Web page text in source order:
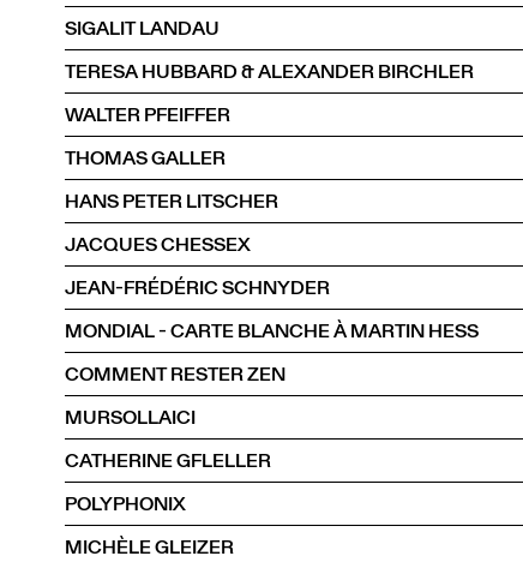
SIGALIT LANDAU
TERESA HUBBARD & ALEXANDER BIRCHLER
WALTER PFEIFFER
THOMAS GALLER
HANS PETER LITSCHER
JACQUES CHESSEX
JEAN-FRÉDÉRIC SCHNYDER
MONDIAL - CARTE BLANCHE À MARTIN HESS
COMMENT RESTER ZEN
MURSOLLAICI
CATHERINE GFLELLER
POLYPHONIX
MICHÈLE GLEIZER